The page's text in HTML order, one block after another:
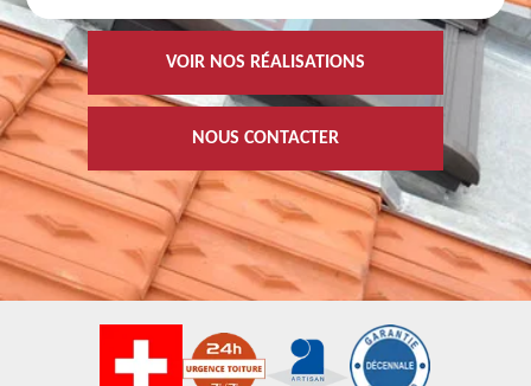
VOIR NOS RÉALISATIONS
NOUS CONTACTER